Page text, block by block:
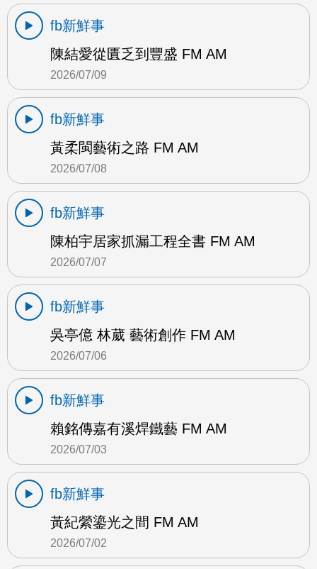
fb新鮮事
陳結愛從匱乏到豐盛 FM AM
2026/07/09
fb新鮮事
黃柔閩藝術之路 FM AM
2026/07/08
fb新鮮事
陳柏宇居家抓漏工程全書 FM AM
2026/07/07
fb新鮮事
吳亭億 林葳 藝術創作 FM AM
2026/07/06
fb新鮮事
賴銘傳嘉有溪焊鐵藝 FM AM
2026/07/03
fb新鮮事
黃紀縈鎏光之間 FM AM
2026/07/02